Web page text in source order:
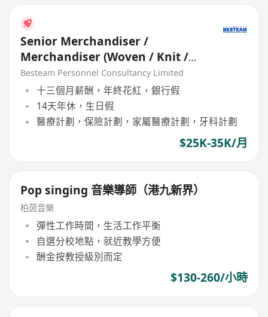
Senior Merchandiser /
Merchandiser (Woven / Knit /
Sweater) - 5 days
Besteam Personnel Consultancy Limited
十三個月薪酬，年終花紅，銀行假
14天年休，生日假
醫療計劃，保險計劃，家屬醫療計劃，牙科計劃
$25K-35K/月
Pop singing 音樂導師（港九新界）
柏茵音樂
彈性工作時間，生活工作平衡
自選分校地點，就近教學方便
酬金按教授級別而定
$130-260/小時